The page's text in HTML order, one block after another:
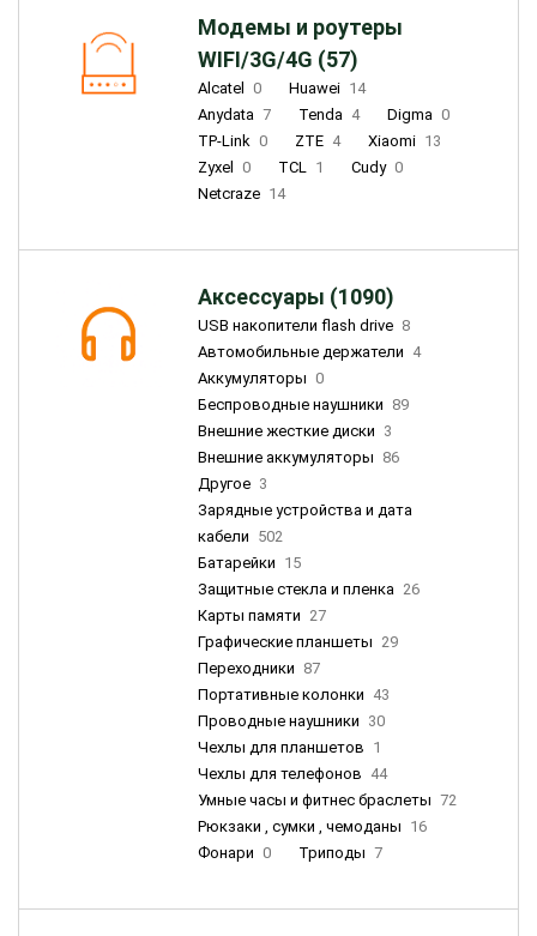
Модемы и роутеры
WIFI/3G/4G (57)
Alcatel 0 Huawei 14
Anydata 7 Tenda 4 Digma 0
TP-Link 0 ZTE 4 Xiaomi 13
Zyxel
0 TCL 1 Cudy 0
Netcraze 14
Аксессуары (1090)
USB накопители flash drive 8
Автомобильные держатели 4
Аккумуляторы 0
Беспроводные наушники 89
Внешние жесткие диски 3
Внешние аккумуляторы 86
Другое 3
Зарядные устройства и дата
кабели 502
Батарейки 15
Защитные стекла и пленка 26
Карты памяти 27
Графические планшеты 29
Переходники 87
Портативные колонки 43
Проводные наушники 30
Чехлы для планшетов 1
Чехлы для телефонов 44
Умные часы и фитнес браслеты 72
Рюкзаки , сумки , чемоданы 16
Фонари 0 Триподы 7